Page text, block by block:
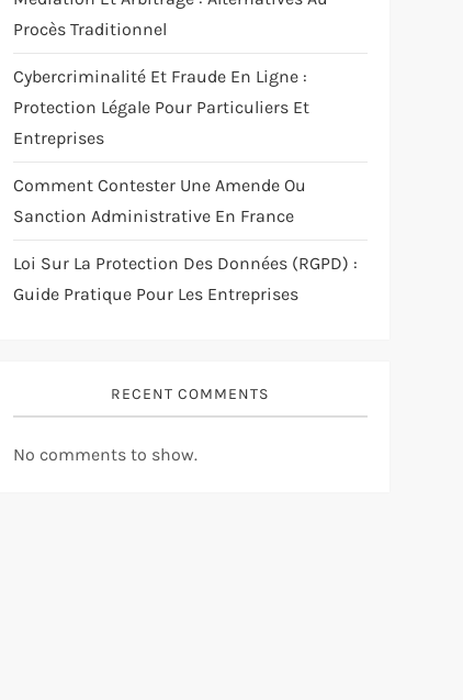
Procès Traditionnel
Cybercriminalité Et Fraude En Ligne :
Protection Légale Pour Particuliers Et
Entreprises
Comment Contester Une Amende Ou
Sanction Administrative En France
Loi Sur La Protection Des Données (RGPD) :
Guide Pratique Pour Les Entreprises
RECENT COMMENTS
No comments to show.